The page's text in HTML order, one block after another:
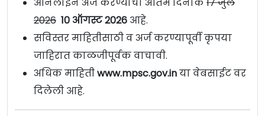
ऑनलाईन अर्ज करण्याचा अंतिम दिनांक17 जुलै
2026 10 ऑगस्ट 2026 आहे.
सविस्तर माहितीसाठी व अर्ज करण्यापूर्वी कृपया
जाहिरात काळजीपूर्वक वाचावी.
अधिक माहितीwww.mpsc.gov.inया वेबसाईट वर
दिलेली आहे.